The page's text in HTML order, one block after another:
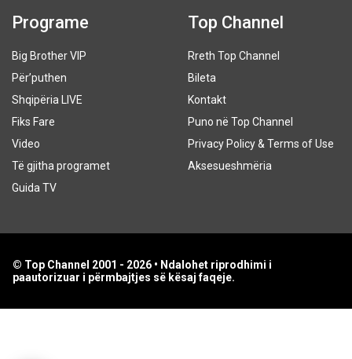
Programe
Big Brother VIP
Për’puthen
Shqipëria LIVE
Fiks Fare
Video
Të gjitha programet
Guida TV
Top Channel
Rreth Top Channel
Bileta
Kontakt
Puno në Top Channel
Privacy Policy & Terms of Use
Aksesueshmëria
© Top Channel 2001 - 2026 • Ndalohet riprodhimi i
paautorizuar i përmbajtjes së kësaj faqeje.